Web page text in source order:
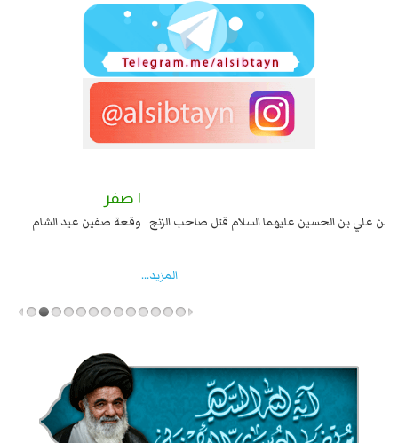
السبايا عند يزيد شهادة زيد بن علي بن الحسين عليهما السلام قتل صاحب الزنج